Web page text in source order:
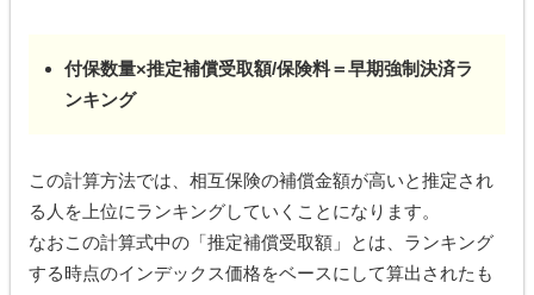
付保数量×推定補償受取額/保険料＝早期強制決済ラ
ンキング
この計算方法では、相互保険の補償金額が高いと推定され
る人を上位にランキングしていくことになります。
なおこの計算式中の「推定補償受取額」とは、ランキング
する時点のインデックス価格をベースにして算出されたも